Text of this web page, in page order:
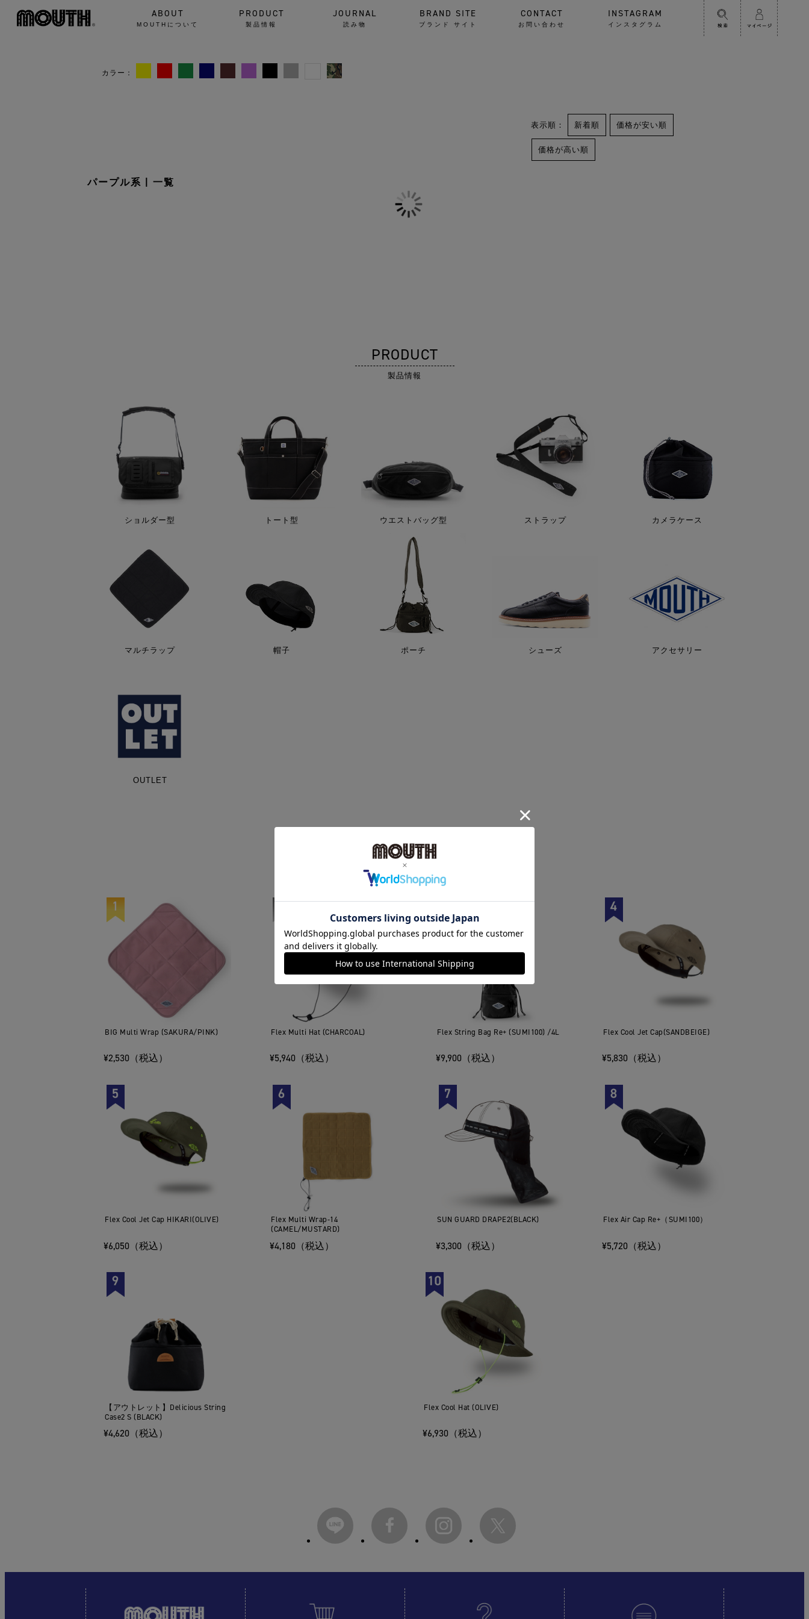
ABOUT
MOUTHについて
PRODUCT
製品情報
JOURNAL
読み物
BRAND SITE
ブランド サイト
CONTACT
お問い合わせ
INSTAGRAM
インスタグラム
表示順： 新着順 価格が安い順
価格が高い順
パープル系 | 一覧
PRODUCT
製品情報
ショルダー型 トート型 ウエストバッグ型 ストラップ カメラケース
マルチラップ 帽子 ポーチ シューズ アクセサリー
OUTLET
RANKING
総合ランキング
BIG Multi Wrap (SAKURA/PINK)
¥2,530（税込）
Flex Multi Hat (CHARCOAL)
¥5,940（税込）
Flex String Bag Re+ (SUMI100) /4L
¥9,900（税込）
Flex Cool Jet Cap(SANDBEIGE)
¥5,830（税込）
Flex Cool Jet Cap HIKARI(OLIVE)
¥6,050（税込）
Flex Multi Wrap-14
(CAMEL/MUSTARD)
¥4,180（税込）
SUN GUARD DRAPE2(BLACK)
¥3,300（税込）
Flex Air Cap Re+（SUMI100）
¥5,720（税込）
【アウトレット】Delicious String
Case2 S (BLACK)
¥4,620（税込）
Flex Cool Hat (OLIVE)
¥6,930（税込）